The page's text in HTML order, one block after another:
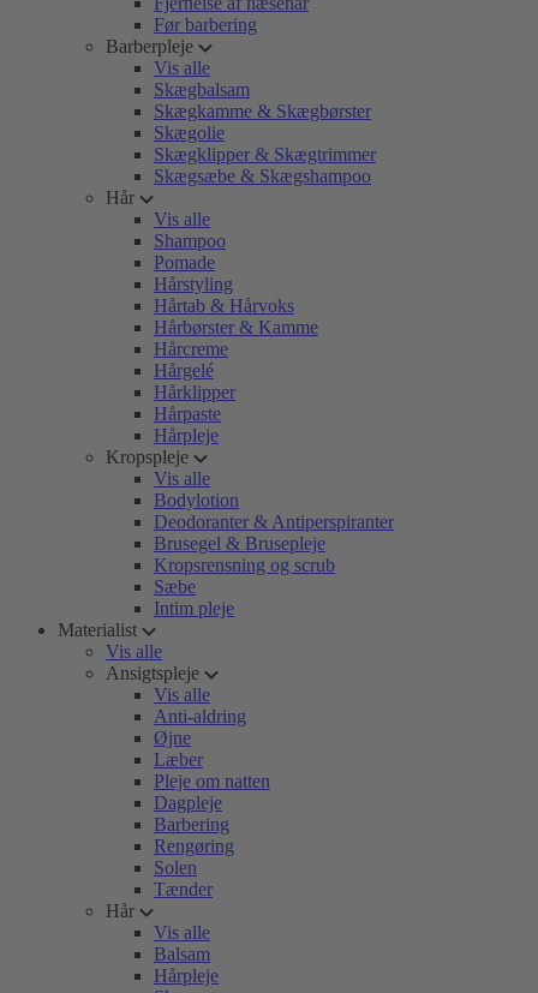
Før barbering
Barberpleje
Vis alle
Skægbalsam
Skægkamme & Skægbørster
Skægolie
Skægklipper & Skægtrimmer
Skægsæbe & Skægshampoo
Hår
Vis alle
Shampoo
Pomade
Hårstyling
Hårtab & Hårvoks
Hårbørster & Kamme
Hårcreme
Hårgelé
Hårklipper
Hårpaste
Hårpleje
Kropspleje
Vis alle
Bodylotion
Deodoranter & Antiperspiranter
Brusegel & Brusepleje
Kropsrensning og scrub
Sæbe
Intim pleje
Materialist
Vis alle
Ansigtspleje
Vis alle
Anti-aldring
Øjne
Læber
Pleje om natten
Dagpleje
Barbering
Rengøring
Solen
Tænder
Hår
Vis alle
Balsam
Hårpleje